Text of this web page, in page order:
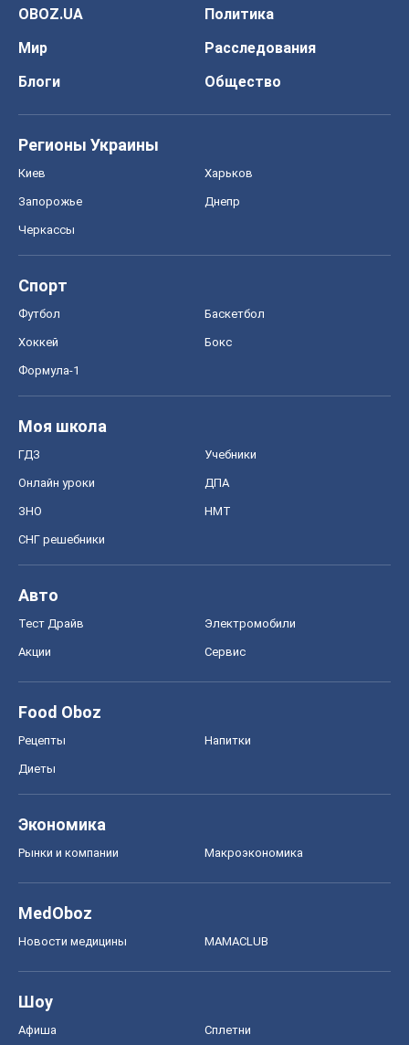
OBOZ.UA
Политика
Мир
Расследования
Блоги
Общество
Регионы Украины
Киев Харьков
Запорожье Днепр
Черкассы
Спорт
Футбол Баскетбол
Хоккей Бокс
Формула-1
Моя школа
ГДЗ Учебники
Онлайн уроки ДПА
ЗНО НМТ
СНГ решебники
Авто
Тест Драйв Электромобили
Акции Сервис
Food Oboz
Рецепты Напитки
Диеты
Экономика
Рынки и компании Mакроэкономика
MedOboz
Новости медицины MAMACLUB
Шоу
Афиша Сплетни